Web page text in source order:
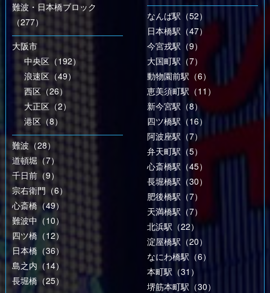
難波・日本橋ブロック
（277）
大阪市
中央区（192）
浪速区（49）
西区（26）
大正区（2）
港区（8）
難波（28）
道頓堀（7）
千日前（9）
宗右衛門（6）
心斎橋（49）
難波中（10）
四ツ橋（12）
日本橋（36）
島之内（14）
長堀橋（25）
なんば駅（52）
日本橋駅（47）
今宮戎駅（9）
大国町駅（7）
動物園前駅（6）
恵美須町駅（11）
新今宮駅（8）
四ツ橋駅（16）
阿波座駅（7）
弁天町駅（5）
心斎橋駅（45）
長堀橋駅（30）
肥後橋駅（7）
天満橋駅（7）
北浜駅（22）
淀屋橋駅（20）
なにわ橋駅（6）
本町駅（31）
堺筋本町駅（30）